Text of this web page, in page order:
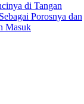
di Tangan
Porosnya dan
Masuk